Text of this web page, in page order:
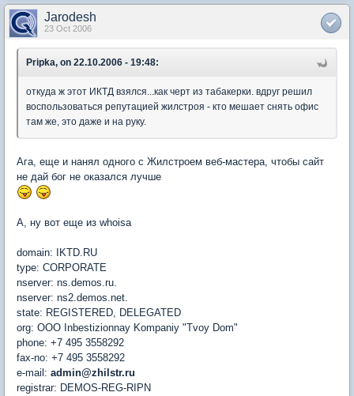
Jarodesh
23 Oct 2006
Pripka, on 22.10.2006 - 19:48:
откуда ж этот ИКТД взялся...как черт из табакерки. вдруг решил
воспользоваться репутацией жилстроя - кто мешает снять офис
там же, это даже и на руку.
Ага, еще и нанял одного с Жилстроем веб-мастера, чтобы сайт
не дай бог не оказался лучше
А, ну вот еще из whoisa
domain: IKTD.RU
type: CORPORATE
nserver: ns.demos.ru.
nserver: ns2.demos.net.
state: REGISTERED, DELEGATED
org: OOO Inbestizionnay Kompaniy "Tvoy Dom"
phone: +7 495 3558292
fax-no: +7 495 3558292
e-mail: admin@zhilstr.ru
registrar: DEMOS-REG-RIPN